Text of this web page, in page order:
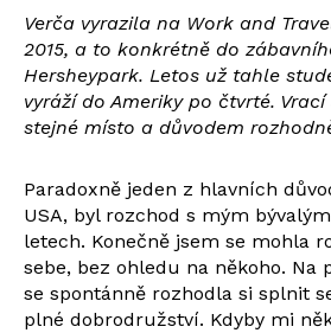
Verča vyrazila na Work and
2015, a to konkrétně do
Hersheypark. Letos už tahle
vyráží do Ameriky po čtvrté.
stejné místo a důvodem
Paradoxně jeden z hlavních
USA, byl rozchod s mým
letech. Konečně jsem se mohla
sebe, bez ohledu na někoho. Na
se spontánně rozhodla si splnit
plné dobrodružství. Kdyby mi